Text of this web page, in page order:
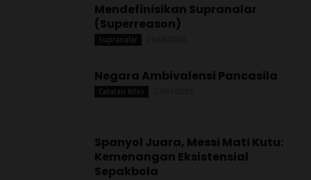
Mendefinisikan Supranalar
(Superreason)
Supranalar
Negara Ambivalensi Pancasila
Catatan Kilas
Spanyol Juara, Messi Mati Kutu:
Kemenangan Eksistensial
Sepakbola